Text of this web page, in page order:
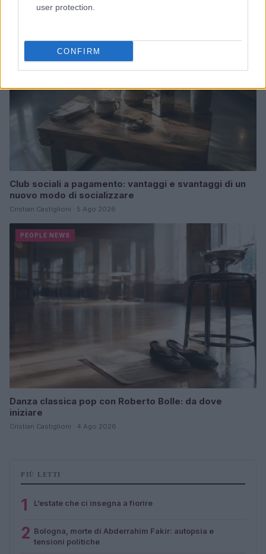
user protection.
CONFIRM
Club sociali a pagamento: vantaggi e svantaggi di un
nuovo modo di socializzare
Cristian Castiglioni · 5 Ago 2026
PEOPLE NEWS
Danza classica pop con Roberto Bolle: da dove
iniziare
Cristian Castiglioni · 4 Ago 2026
PIÙ LETTI
1 L’estate che ci insegna a fiorire
2 Bologna, morte di Abderrahim Fakir: autopsia e
tensioni politiche